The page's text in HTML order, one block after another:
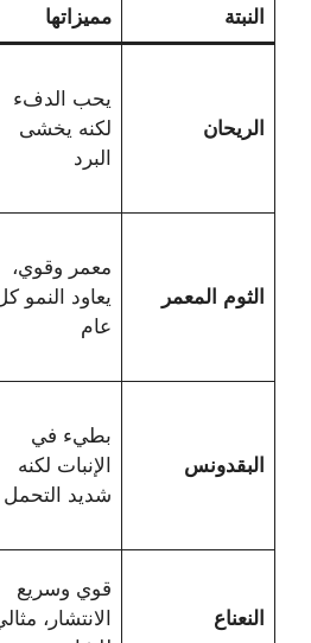
النبتة مميزاتها
الريحان
يحب الدفء
لكنه يخشى
البرد
الثوم المعمر
معمر وقوي،
يعاود النمو
عام
البقدونس
بطيء في
الإنبات لكنه
شديد التحمل
النعناع
قوي وسريع
الانتشار،